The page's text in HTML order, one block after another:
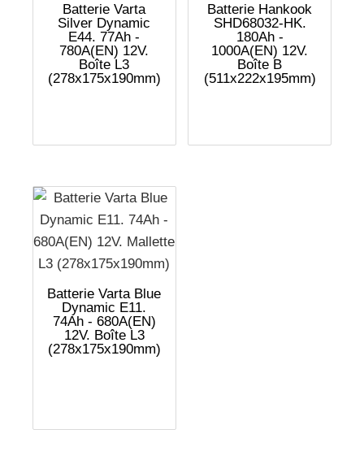
Batterie Varta
Silver Dynamic
E44. 77Ah -
780A(EN) 12V.
Boîte L3
(278x175x190mm)
Batterie Hankook
SHD68032-HK.
180Ah -
1000A(EN) 12V.
Boîte B
(511x222x195mm)
Batterie Varta Blue
Dynamic E11.
74Ah - 680A(EN)
12V. Boîte L3
(278x175x190mm)